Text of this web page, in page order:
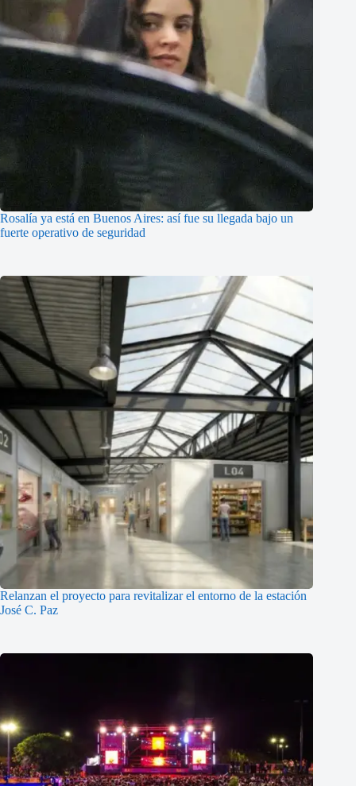
Rosalía ya está en Buenos Aires: así fue su llegada bajo un
fuerte operativo de seguridad
Relanzan el proyecto para revitalizar el entorno de la estación
José C. Paz